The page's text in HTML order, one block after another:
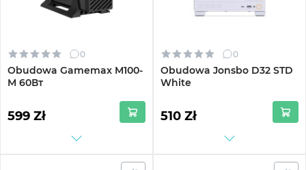
0
Obudowa Gamemax M100-
M 60Вт
599 Zł
0
Obudowa Jonsbo D32 STD
White
510 Zł